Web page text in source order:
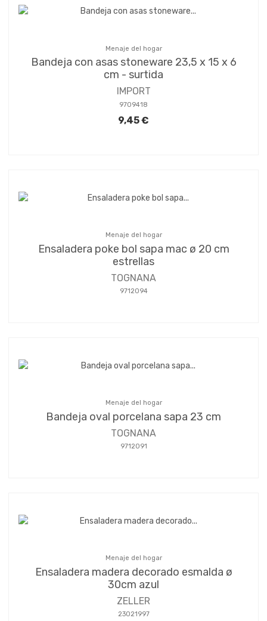
Menaje del hogar
Bandeja con asas stoneware 23,5 x 15 x 6
cm - surtida
IMPORT
9709418
9,45 €
Menaje del hogar
Ensaladera poke bol sapa mac ø 20 cm
estrellas
TOGNANA
9712094
Menaje del hogar
Bandeja oval porcelana sapa 23 cm
TOGNANA
9712091
Menaje del hogar
Ensaladera madera decorado esmalda ø
30cm azul
ZELLER
23021997